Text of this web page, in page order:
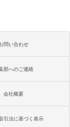
問い合わせ
部へのご連絡
会社概要
引法に基づく表示